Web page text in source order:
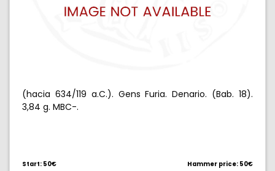
(hacia 634/119 a.C.). Gens Furia. Denario. (Bab. 18).
3,84 g. MBC-.
Start: 50€ Hammer price: 50€